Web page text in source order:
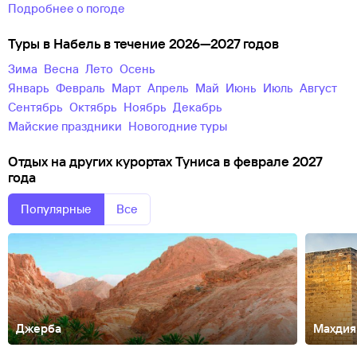
Подробнее о погоде
Туры в Набель в течение 2026—2027 годов
зима весна лето
осень
Январь
Февраль Март Апрель Май Июнь Июль
Август
Сентябрь
Октябрь Ноябрь
Декабрь
майские праздники
новогодние туры
Отдых на других курортах Туниса в феврале 2027
года
Популярные Все
Джерба Махдия